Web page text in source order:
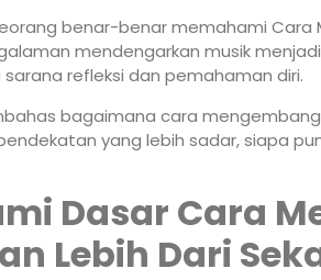
benar-benar memahami Cara
mendengarkan musik
refleksi dan pemahaman diri.
bagaimana cara
yang lebih sadar, siapa
Dasar Cara
Lebih Dari